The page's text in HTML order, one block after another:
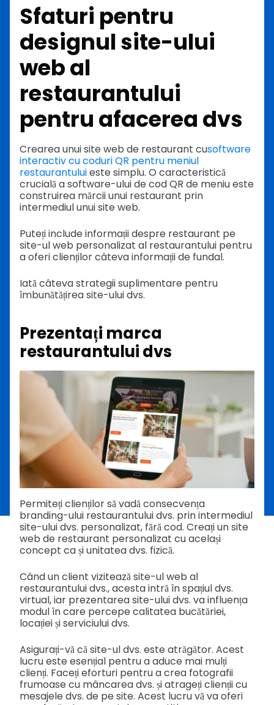
Sfaturi pentru
designul site-ului
web al
restaurantului
pentru afacerea dvs
Crearea unui site web de restaurant cusoftware
interactiv cu coduri QR pentru meniul
restaurantuluieste simplu. O caracteristică
crucială a software-ului de cod QR de meniu este
construirea mărcii unui restaurant prin
intermediul unui site web.
Puteți include informații despre restaurant pe
site-ul web personalizat al restaurantului pentru
a oferi clienților câteva informații de fundal.
Iată câteva strategii suplimentare pentru
îmbunătățirea site-ului dvs.
Prezentați marca
restaurantului dvs
Permiteți clienților să vadă consecvența
branding-ului restaurantului dvs. prin intermediul
site-ului dvs. personalizat, fără cod. Creați un site
web de restaurant personalizat cu același
concept ca și unitatea dvs. fizică.
Când un client vizitează site-ul web al
restaurantului dvs., acesta intră în spațiul dvs.
virtual, iar prezentarea site-ului dvs. va influența
modul în care percepe calitatea bucătăriei,
locației și serviciului dvs.
Asigurați-vă că site-ul dvs. este atrăgător. Acest
lucru este esențial pentru a aduce mai mulți
clienți. Faceți eforturi pentru a crea fotografii
frumoase cu mâncarea dvs. și atrageți clienții cu
mesajele dvs. de pe site. Acest lucru vă va oferi